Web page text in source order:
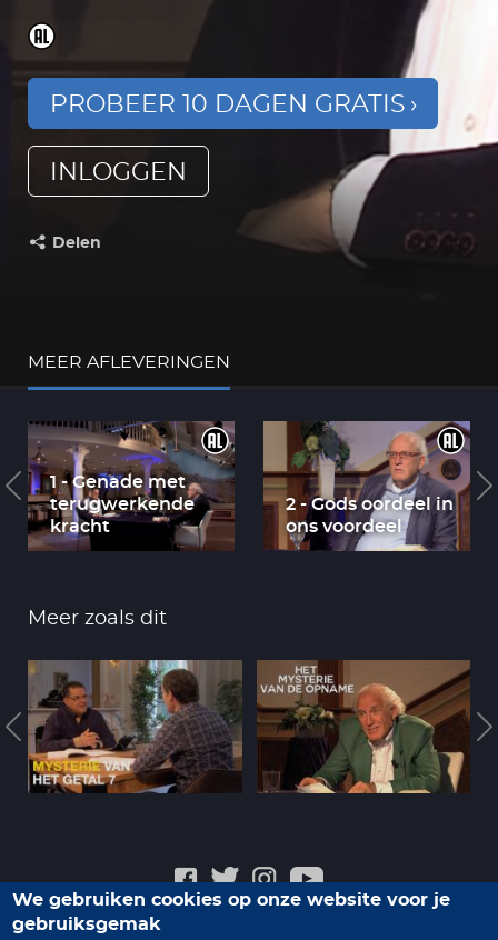
PROBEER 10 DAGEN GRATIS
INLOGGEN
Delen
MEER AFLEVERINGEN
1 - Genade met
terugwerkende
kracht
2 - Gods oordeel in
ons voordeel
Meer zoals dit
Veelgestelde vragen
We gebruiken cookies op onze website voor je
gebruiksgemak